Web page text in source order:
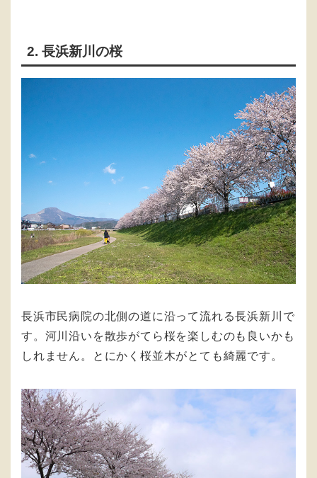
2. 長浜新川の桜
長浜市民病院の北側の道に沿って流れる長浜新川で
す。河川沿いを散歩がてら桜を楽しむのも良いかも
しれません。とにかく桜並木がとても綺麗です。